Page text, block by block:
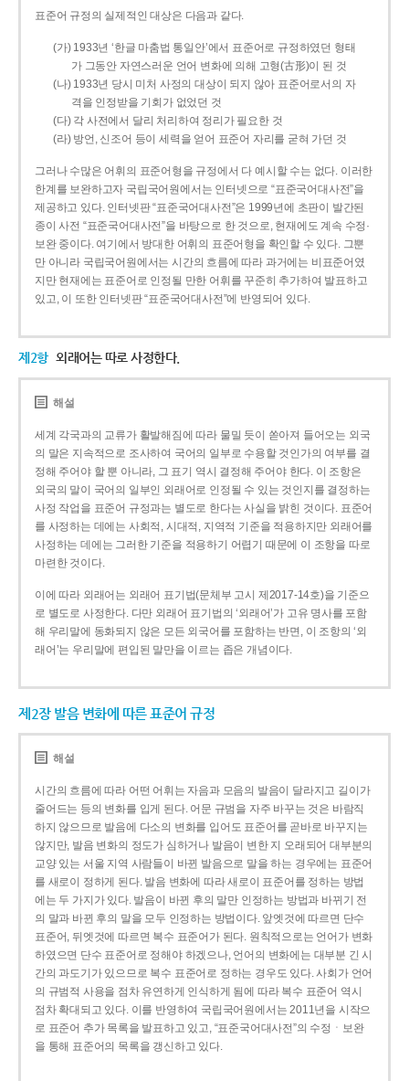
표준어 규정의 실제적인 대상은 다음과 같다.
(가) 1933년 ‘한글 마춤법 통일안’에서 표준어로 규정하였던 형태
가 그동안 자연스러운 언어 변화에 의해 고형(古形)이 된 것
(나) 1933년 당시 미처 사정의 대상이 되지 않아 표준어로서의 자
격을 인정받을 기회가 없었던 것
(다) 각 사전에서 달리 처리하여 정리가 필요한 것
(라) 방언, 신조어 등이 세력을 얻어 표준어 자리를 굳혀 가던 것
그러나 수많은 어휘의 표준어형을 규정에서 다 예시할 수는 없다. 이러한
한계를 보완하고자 국립국어원에서는 인터넷으로 “표준국어대사전”을
제공하고 있다. 인터넷판 “표준국어대사전”은 1999년에 초판이 발간된
종이 사전 “표준국어대사전”을 바탕으로 한 것으로, 현재에도 계속 수정·
보완 중이다. 여기에서 방대한 어휘의 표준어형을 확인할 수 있다. 그뿐
만 아니라 국립국어원에서는 시간의 흐름에 따라 과거에는 비표준어였
지만 현재에는 표준어로 인정될 만한 어휘를 꾸준히 추가하여 발표하고
있고, 이 또한 인터넷판 “표준국어대사전”에 반영되어 있다.
제2항 외래어는 따로 사정한다.
해설
세계 각국과의 교류가 활발해짐에 따라 물밀 듯이 쏟아져 들어오는 외국
의 말은 지속적으로 조사하여 국어의 일부로 수용할 것인가의 여부를 결
정해 주어야 할 뿐 아니라, 그 표기 역시 결정해 주어야 한다. 이 조항은
외국의 말이 국어의 일부인 외래어로 인정될 수 있는 것인지를 결정하는
사정 작업을 표준어 규정과는 별도로 한다는 사실을 밝힌 것이다. 표준어
를 사정하는 데에는 사회적, 시대적, 지역적 기준을 적용하지만 외래어를
사정하는 데에는 그러한 기준을 적용하기 어렵기 때문에 이 조항을 따로
마련한 것이다.
이에 따라 외래어는 외래어 표기법(문체부 고시 제2017-14호)을 기준으
로 별도로 사정한다. 다만 외래어 표기법의 ‘외래어’가 고유 명사를 포함
해 우리말에 동화되지 않은 모든 외국어를 포함하는 반면, 이 조항의 ‘외
래어’는 우리말에 편입된 말만을 이르는 좁은 개념이다.
제2장 발음 변화에 따른 표준어 규정
해설
시간의 흐름에 따라 어떤 어휘는 자음과 모음의 발음이 달라지고 길이가
줄어드는 등의 변화를 입게 된다. 어문 규범을 자주 바꾸는 것은 바람직
하지 않으므로 발음에 다소의 변화를 입어도 표준어를 곧바로 바꾸지는
않지만, 발음 변화의 정도가 심하거나 발음이 변한 지 오래되어 대부분의
교양 있는 서울 지역 사람들이 바뀐 발음으로 말을 하는 경우에는 표준어
를 새로이 정하게 된다. 발음 변화에 따라 새로이 표준어를 정하는 방법
에는 두 가지가 있다. 발음이 바뀐 후의 말만 인정하는 방법과 바뀌기 전
의 말과 바뀐 후의 말을 모두 인정하는 방법이다. 앞엣것에 따르면 단수
표준어, 뒤엣것에 따르면 복수 표준어가 된다. 원칙적으로는 언어가 변화
하였으면 단수 표준어로 정해야 하겠으나, 언어의 변화에는 대부분 긴 시
간의 과도기가 있으므로 복수 표준어로 정하는 경우도 있다. 사회가 언어
의 규범적 사용을 점차 유연하게 인식하게 됨에 따라 복수 표준어 역시
점차 확대되고 있다. 이를 반영하여 국립국어원에서는 2011년을 시작으
로 표준어 추가 목록을 발표하고 있고, “표준국어대사전”의 수정ㆍ보완
을 통해 표준어의 목록을 갱신하고 있다.